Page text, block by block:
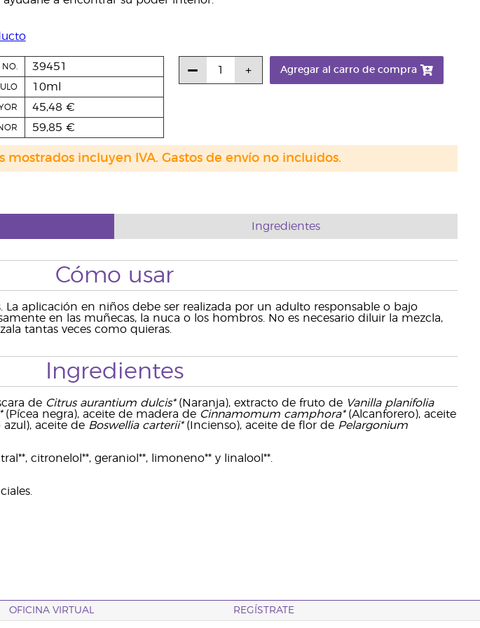
39451
10ml
45,48 €
59,85 €
Agregar al carro de compra
mostrados incluyen IVA. Gastos de envío no incluidos.
Ingredientes
Cómo usar
aplicación en niños debe ser realizada por un adulto responsable o bajo
en las muñecas, la nuca o los hombros. No es necesario diluir la mezcla,
tantas veces como quieras.
Ingredientes
de Citrus aurantium dulcis*(Naranja), extracto de fruto de Vanilla planifolia
(Pícea negra), aceite de madera de Cinnamomum camphora*(Alcanforero), aceite
aceite de Boswellia carterii*(Incienso), aceite de flor de Pelargonium
citronelol**, geraniol**, limoneno** y linalool**.
OFICINA VIRTUAL REGÍSTRATE